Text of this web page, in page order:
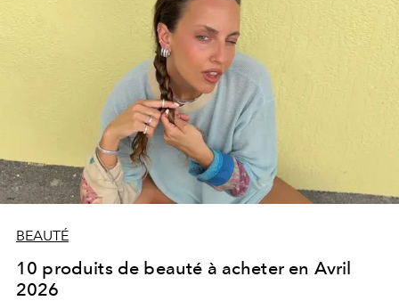
BEAUTÉ
10 produits de beauté à acheter en Avril
2026